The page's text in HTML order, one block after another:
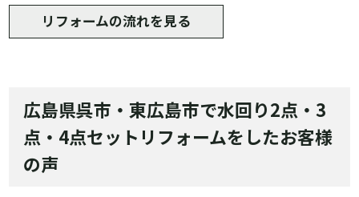
リフォームの流れを見る
広島県呉市・東広島市で水回り2点・3
点・4点セットリフォームをしたお客様
の声